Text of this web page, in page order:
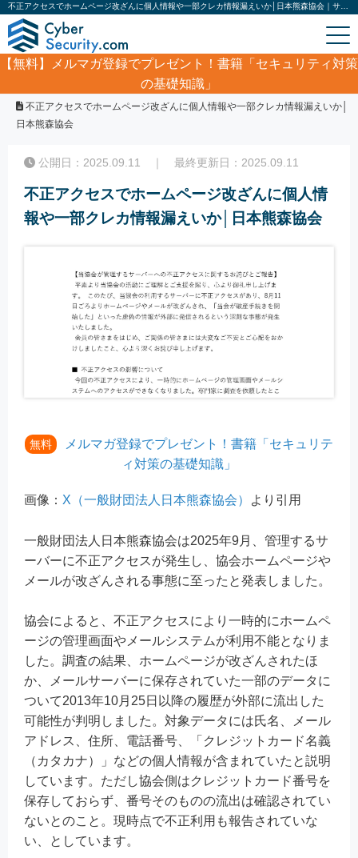
【無料】
メルマガ登録でプレゼント！書籍「セキュリティ対策
の基礎知識」
サイバーセキュリティ・情報漏洩ニュース
不正アクセスでホームページ改ざんに個人情報や一部クレカ情報漏えいか│
日本熊森協会
公開日：2025.09.11 ｜ 最終更新日：2025.09.11
不正アクセスでホームページ改ざんに個人情
報や一部クレカ情報漏えいか│日本熊森協会
無料
メルマガ登録でプレゼント！書籍「セキュリテ
ィ対策の基礎知識」
画像： X（一般財団法人日本熊森協会） より引用
一般財団法人日本熊森協会は2025年9月、管理するサ
ーバーに不正アクセスが発生し、協会ホームページや
メールが改ざんされる事態に至ったと発表しました。
協会によると、不正アクセスにより一時的にホームペ
ージの管理画面やメールシステムが利用不能となりま
した。調査の結果、ホームページが改ざんされたほ
か、メールサーバーに保存されていた一部のデータに
ついて2013年10月25日以降の履歴が外部に流出した
可能性が判明しました。対象データには氏名、メール
アドレス、住所、電話番号、「クレジットカード名義
（カタカナ）」などの個人情報が含まれていたと説明
しています。ただし協会側はクレジットカード番号を
保存しておらず、番号そのものの流出は確認されてい
ないとのこと。現時点で不正利用も報告されていな
い、としています。